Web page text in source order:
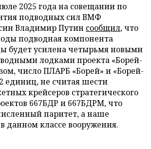
2025 года на совещании по
подводных сил ВМФ
Владимир Путин сообщил, что
подводная компонента
будет усилена четырьмя новыми
лодками проекта «Борей-
число ПЛАРБ «Борей» и «Борей-
единиц, не считая шести
крейсеров стратегического
667БДР и 667БДРМ, что
паритет, а наше
данном классе вооружения.